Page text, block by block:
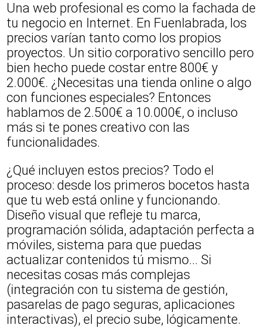
Una web profesional es como la fachada de
tu negocio en Internet. En Fuenlabrada, los
precios varían tanto como los propios
proyectos. Un sitio corporativo sencillo pero
bien hecho puede costar entre 800€ y
2.000€. ¿Necesitas una tienda online o algo
con funciones especiales? Entonces
hablamos de 2.500€ a 10.000€, o incluso
más si te pones creativo con las
funcionalidades.
¿Qué incluyen estos precios? Todo el
proceso: desde los primeros bocetos hasta
que tu web está online y funcionando.
Diseño visual que refleje tu marca,
programación sólida, adaptación perfecta a
móviles, sistema para que puedas
actualizar contenidos tú mismo... Si
necesitas cosas más complejas
(integración con tu sistema de gestión,
pasarelas de pago seguras, aplicaciones
interactivas), el precio sube, lógicamente.